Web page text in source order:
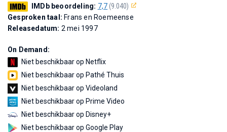
IMDb beoordeling: 7,7(9.040)
Gesproken taal: Frans en Roemeense
Releasedatum: 2 mei 1997
On Demand:
Niet beschikbaar op Netflix
Niet beschikbaar op Pathé Thuis
Niet beschikbaar op Videoland
Niet beschikbaar op Prime Video
Niet beschikbaar op Disney+
Niet beschikbaar op Google Play